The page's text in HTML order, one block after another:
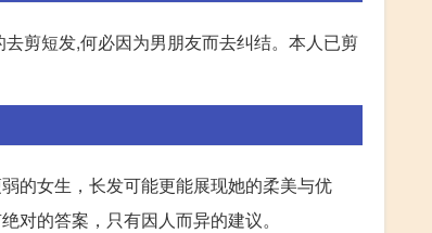
剪短发,何必因为男朋友而去纠结。本人已剪
的女生，长发可能更能展现她的柔美与优
对的答案，只有因人而异的建议。